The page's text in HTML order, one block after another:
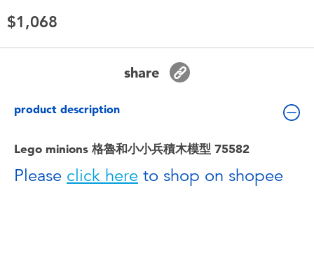
Toddler & Baby Toys
Batteries
Nintendo Switch
$1,068
share
product description
Lego minions 格魯和小小兵積木模型 75582
Please click here to shop on shopee